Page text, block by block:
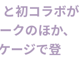
と初コラボが
クのほか、
ージで登